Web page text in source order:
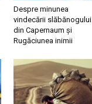
Despre minunea
vindecării slăbănogului
din Capernaum și
Rugăciunea inimii